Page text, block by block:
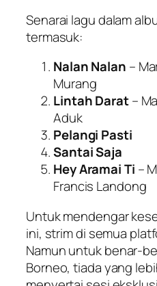
Senarai lagu dalam
termasuk:
Nalan Nalan –
Murang
Lintah Darat–
Aduk
Pelangi Pasti
Santai Saja
Hey Aramai Ti –
Francis Landong
Untuk mendengar
ini, strim di semua
Namun untuk benar-
Borneo, tiada yang